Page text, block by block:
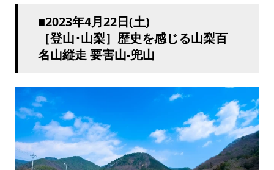
■2023年4月22日(土)
［登山･山梨］歴史を感じる山梨百
名山縦走 要害山-兜山